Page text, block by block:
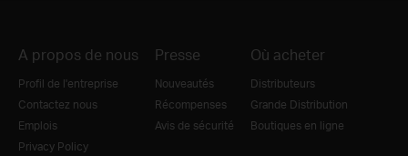
A propos de nous
Profil de l'entreprise
Contactez nous
Emplois
Privacy Policy
Presse
Nouveautés
Récompenses
Avis de sécurité
Où acheter
Distributeurs
Grande Distribution
Boutiques en ligne